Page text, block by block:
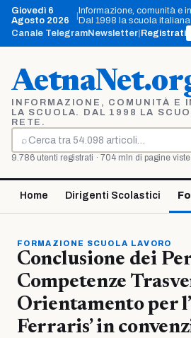
Vai
contenuto
Giovedì 6
Agosto 2026
Informazione, comunità e
Dal 1998 la scuola italiana
Canale TelegramNewsletter Registrati
INFORMAZIONE, COMUNITÀ E
LA SCUOLA. DAL 1998 LA
RETE.
⌕
Cerca
9.786 utenti registrati · 704 mln di pagine viste
Home Dirigenti Scolastici
FORMAZIONE SCUOLA LAVORO
Conclusione dei
Competenze
Orientamento per
Ferraris’ in